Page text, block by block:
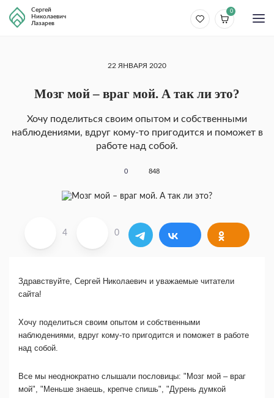
Сергей
Николаевич
Лазарев
0
22 ЯНВАРЯ 2020
Мозг мой – враг мой. А так ли это?
Хочу поделиться своим опытом и собственными
наблюдениями, вдруг кому-то пригодится и поможет в
работе над собой.
0 848
4 0
Здравствуйте, Сергей Николаевич и уважаемые читатели
сайта!
Хочу поделиться своим опытом и собственными
наблюдениями, вдруг кому-то пригодится и поможет в работе
над собой.
Все мы неоднократно слышали пословицы: "Мозг мой – враг
мой", "Меньше знаешь, крепче спишь", "Дурень думкой